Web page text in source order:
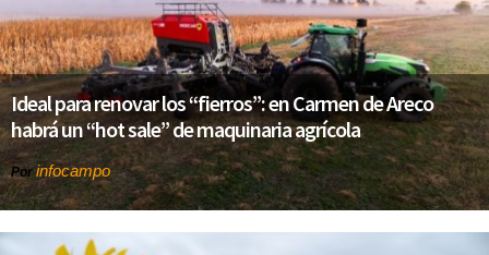
Ideal para renovar los “fierros”: en Carmen de Areco
habrá un “hot sale” de maquinaria agrícola
Por infocampo